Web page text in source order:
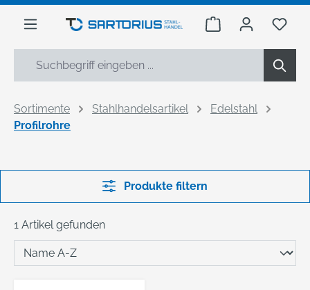
springen
Warenkorb Du
Sortimente Stahlhandelsartikel
Edelstahl
Profilrohre
Produkte filtern
1 Artikel gefunden